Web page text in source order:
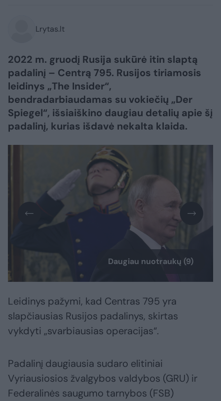
Lrytas.lt
2022 m. gruodį Rusija sukūrė itin slaptą
padalinį – Centrą 795. Rusijos tiriamosis
leidinys „The Insider“,
bendradarbiaudamas su vokiečių „Der
Spiegel“, išsiaiškino daugiau detalių apie šį
padalinį, kurias išdavė nekalta klaida.
Daugiau nuotraukų (9)
Leidinys pažymi, kad Centras 795 yra
slapčiausias Rusijos padalinys, skirtas
vykdyti „svarbiausias operacijas“.
Padalinį daugiausia sudaro elitiniai
Vyriausiosios žvalgybos valdybos (GRU) ir
Federalinės saugumo tarnybos (FSB)